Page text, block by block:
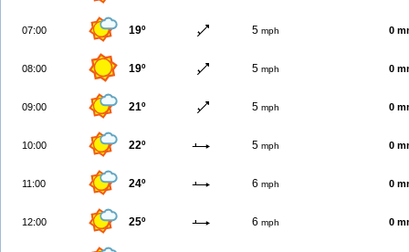
07:00 19º 5 mph 0
08:00 19º 5 mph 0
09:00 21º 5 mph 0
10:00 22º 5 mph 0
11:00 24º 6 mph 0
12:00 25º 6 mph 0